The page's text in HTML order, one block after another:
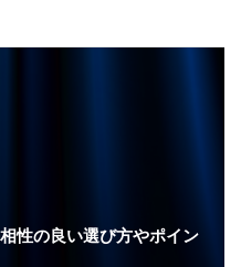
性の良い選び方やポイン